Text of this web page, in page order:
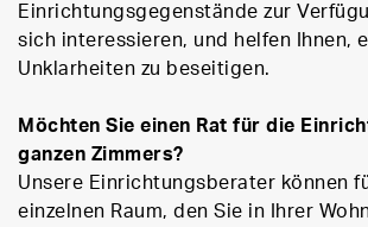
Einrichtungsgegenstände zur
sich interessieren, und helfen Ihnen,
Unklarheiten zu beseitigen.
Möchten Sie einen Rat für die
ganzen Zimmers?
Unsere Einrichtungsberater können
einzelnen Raum, den Sie in Ihrer